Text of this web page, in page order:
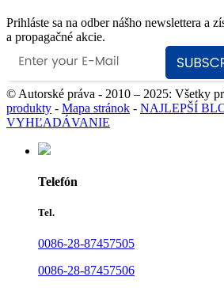
Prihláste sa na odber nášho newslettera a
a propagačné akcie.
© Autorské práva - 2010 – 2025: Všetky
produkty - Mapa stránok - NAJLEPŠÍ
VYHĽADÁVANIE
Telefón
Tel.
0086-28-87457505
0086-28-87457506